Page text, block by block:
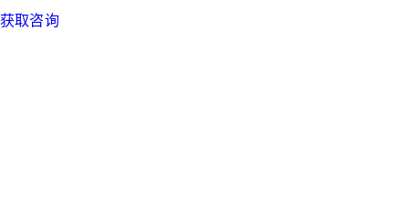
获取咨询